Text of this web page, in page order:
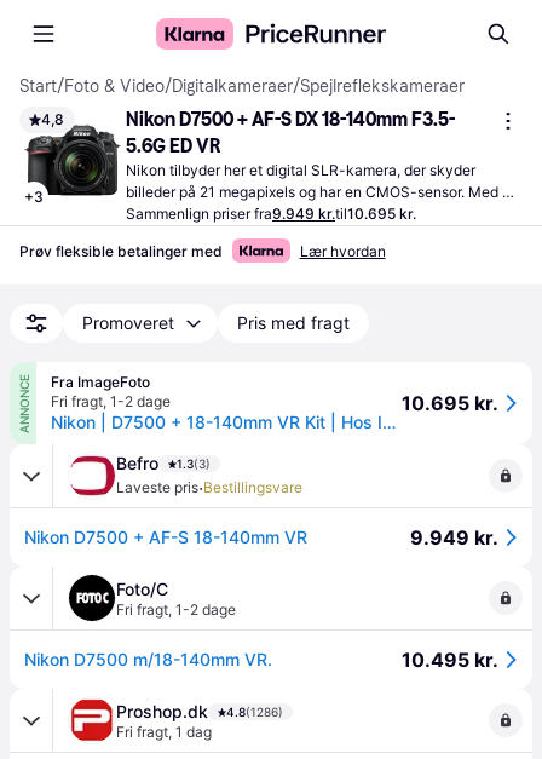
Start/Foto & Video/Digitalkameraer/Spejlreflekskameraer
4,8
+3
Nikon D7500 + AF-S DX 18-140mm F3.5-
5.6G ED VR
Nikon tilbyder her et digital SLR-kamera, der skyder
billeder på 21 megapixels og har en CMOS-sensor. Med
kameraet kan du optage i 3840x2160 (4K)-opløsning.
Sammenlign priser fra9.949 kr.til10.695 kr.
Prøv fleksible betalinger med Lær hvordan
Promoveret Pris med fragt
ANNONCE
Fra ImageFoto
Fri fragt, 1-2 dage
Nikon | D7500 + 18-140mm VR Kit | Hos ImageFoto.
10.695 kr.
Befro 1.3(3)
Laveste pris·Bestillingsvare
Nikon D7500 + AF-S 18-140mm VR 9.949 kr.
Foto/C
Fri fragt, 1-2 dage
Nikon D7500 m/18-140mm VR. 10.495 kr.
Proshop.dk 4.8(1286)
Fri fragt, 1 dag